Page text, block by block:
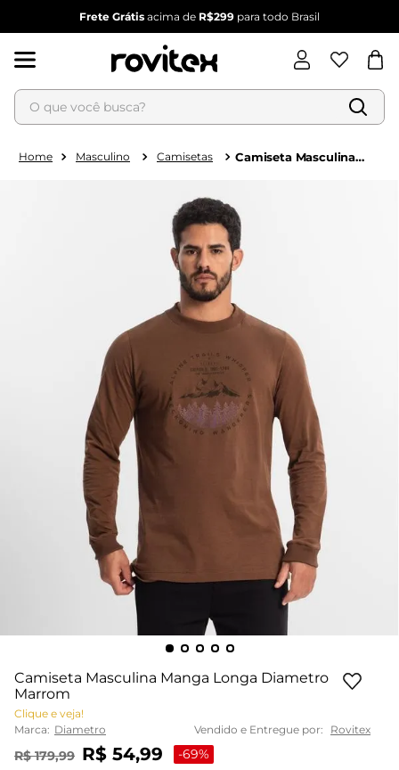
Frete Grátis acima de R$299 para todo Brasil
O que você busca?
Masculino Camisetas
Camiseta Masculina
Camiseta Masculina Manga Longa Diametro
Marrom
Clique e veja!
Marca: Diametro Vendido e Entregue por: Rovitex
R$ 179,99 R$ 54,99 -69%
Termos mais buscados
º
blusa feminina